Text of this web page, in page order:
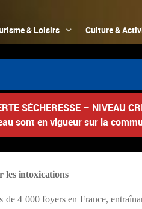
& Loisirs Culture &
SÉCHERESSE – NIVEAU
sont en vigueur sur la
les intoxications
4 000 foyers en France,